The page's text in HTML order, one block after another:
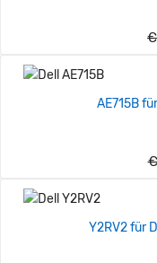
AE715B
Y2RV2 für